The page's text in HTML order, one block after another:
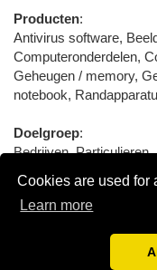
Cookies are used for
Learn more
Producten:
Antivirus software,
Computeronderdelen,
Geheugen / memory,
notebook,
Doelgroep:
Bedrijven, Particulieren